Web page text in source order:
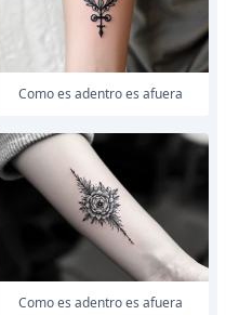
como es adentro es afuera
como es adentro es afuera